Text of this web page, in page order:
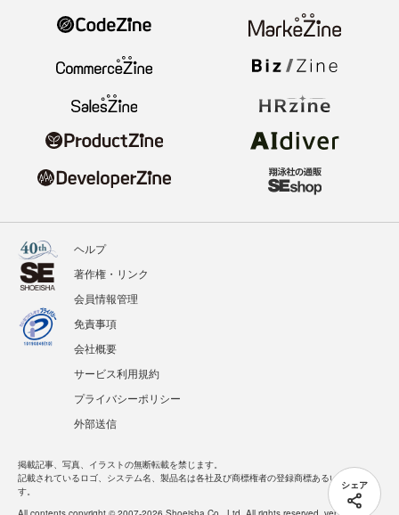
シェア
ヘルプ
著作権・リンク
会員情報管理
免責事項
会社概要
サービス利用規約
プライバシーポリシー
外部送信
掲載記事、写真、イラストの無断転載を禁じます。
記載されているロゴ、システム名、製品名は各社及び商標権者の登録商標あるいは商標で
す。